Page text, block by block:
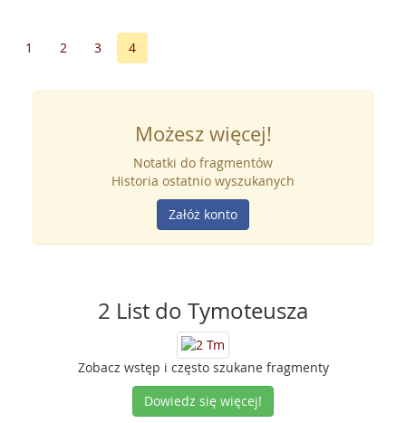
1 2 3 4
Możesz więcej!
Notatki do fragmentów
Historia ostatnio wyszukanych
Załóż konto
2 List do Tymoteusza
Zobacz wstęp i często szukane fragmenty
Dowiedz się więcej!